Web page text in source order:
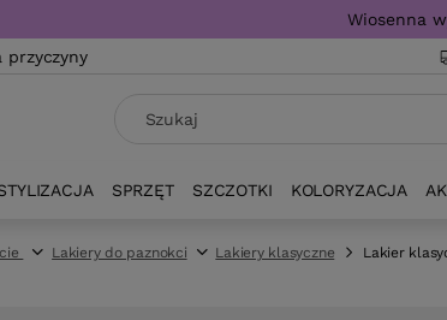
Wiosenna
przyczyny
SPRZĘT SZCZOTKI KOLORYZACJA
Lakiery do paznokci Lakiery klasyczne Lakier